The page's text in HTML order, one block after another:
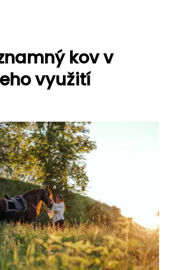
kov v
využití